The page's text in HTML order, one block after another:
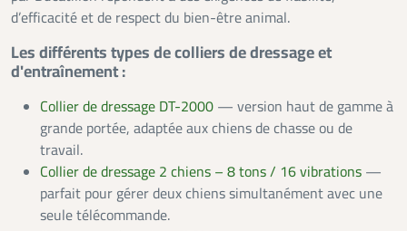
d’efficacité et de respect du bien-être animal.
Les différents types de colliers de dressage et
d'entraînement :
Collier de dressage DT-2000 — version haut de gamme à
grande portée, adaptée aux chiens de chasse ou de
travail.
Collier de dressage 2 chiens – 8 tons / 16 vibrations —
parfait pour gérer deux chiens simultanément avec une
seule télécommande.